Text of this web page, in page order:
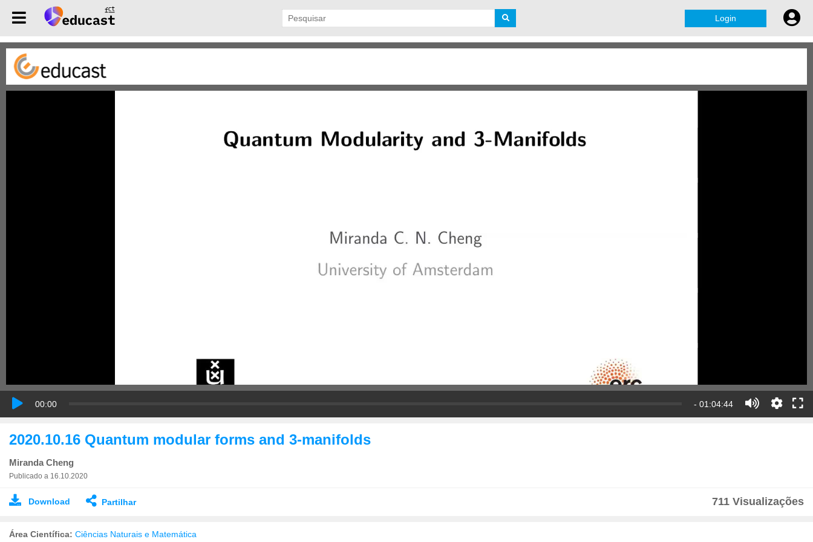
Login
00:00 - 01:04:44
2020.10.16 Quantum modular forms and 3-manifolds
Miranda Cheng
Publicado a 16.10.2020
Download Partilhar 711 Visualizações
Área Científica: Ciências Naturais e Matemática